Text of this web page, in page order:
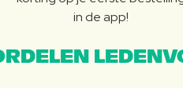
in de app!